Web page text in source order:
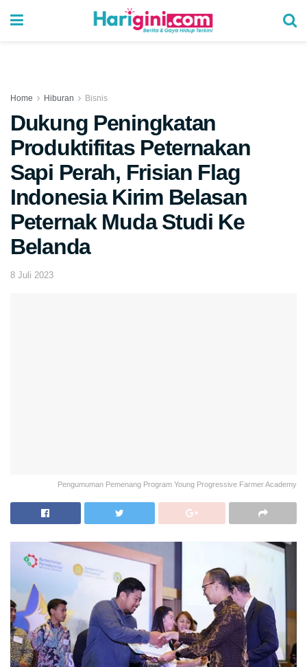
Home Hiburan Bisnis
Dukung Peningkatan
Produktifitas Peternakan
Sapi Perah, Frisian Flag
Indonesia Kirim Belasan
Peternak Muda Studi Ke
Belanda
8 Juli 2023
Pengumuman Pemenang Program Young Progressive Farmer Academy